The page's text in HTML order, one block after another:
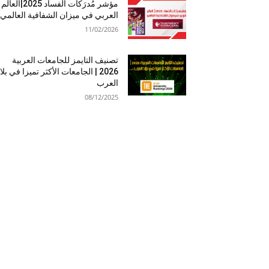
مؤشر مُدرَكات الفساد 2025|العالم
العربي في ميزان الشفافية العالمي
11/02/2026
تصنيف التايمز للجامعات العربية
2026 | الجامعات الأكثر تميزا في
العرب
08/12/2025